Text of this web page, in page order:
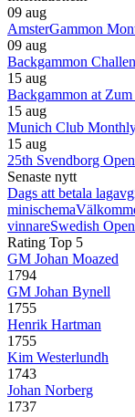
09 aug
AmsterGammon
09 aug
Backgammon
15 aug
Backgammon at Zum
15 aug
Munich Club
15 aug
25th Svendborg
Senaste nytt
Dags att betala
minischema
vinnareSwedish Open
Rating Top 5
GM Johan Moazed
1794
GM Johan Bynell
1755
Henrik Hartman
1755
Kim Westerlundh
1743
Johan Norberg
1737